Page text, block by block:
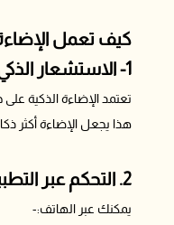
كيف تعمل الإضاءة
1- الاستشعار الذكي
تعتمد الإضاءة الذكية
هذا يجعل الإضاءة أكثر
2. التحكم عبر التطبيقات
يمكنك عبر الهاتف:-